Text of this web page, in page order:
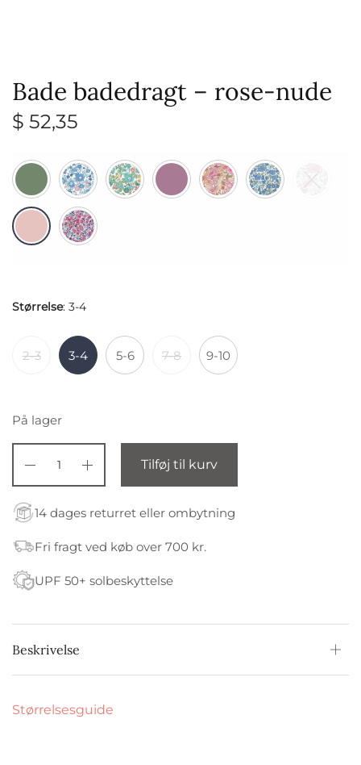
Bade badedragt – rose-nude
$ 52,35
Størrelse: 3-4
2-3 3-4 5-6 7-8 9-10
På lager
Tilføj til kurv
14 dages returret eller ombytning
Fri fragt ved køb over 700 kr.
UPF 50+ solbeskyttelse
Beskrivelse
Størrelsesguide